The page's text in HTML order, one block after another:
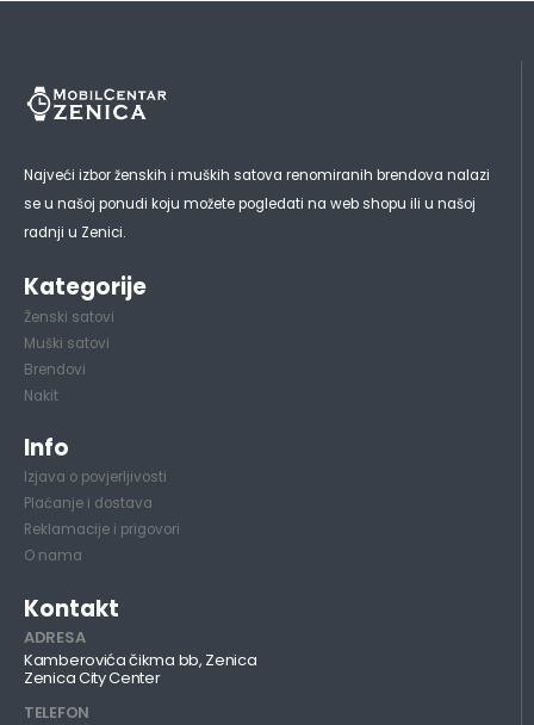
Najveći izbor ženskih i muških satova renomiranih brendova nalazi
se u našoj ponudi koju možete pogledati na web shopu ili u našoj
radnji u Zenici.
Kategorije
Ženski satovi
Muški satovi
Brendovi
Nakit
Info
Izjava o povjerljivosti
Plaćanje i dostava
Reklamacije i prigovori
O nama
Kontakt
ADRESA
Kamberovića čikma bb, Zenica
Zenica City Center
TELEFON